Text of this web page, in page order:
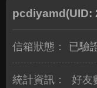
pcdiyamd (UID:
信箱狀態： 已驗
統計資訊： 好友